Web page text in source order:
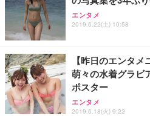
エンタメ
2019.6.22(土) 10:58
【昨日のエンタ
萌々の水着グラビ
ポスター
エンタメ
2019.6.18(火) 9:22